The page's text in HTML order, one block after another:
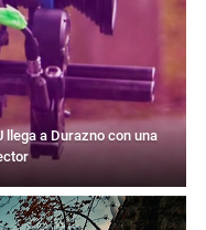
llega a Durazno con una